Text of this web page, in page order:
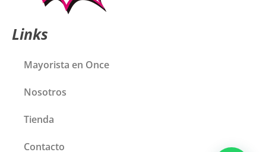
Links
Mayorista en Once
Nosotros
Tienda
Contacto